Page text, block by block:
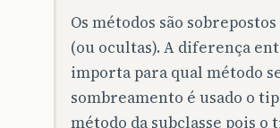
Os métodos são
(ou ocultas). A diferença
importa para qual método
sombreamento é usado o
método da subclasse pois